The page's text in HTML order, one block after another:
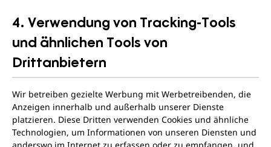
4. Verwendung von Tracking-Tools
und ähnlichen Tools von
Drittanbietern
Wir betreiben gezielte Werbung mit Werbetreibenden, die
Anzeigen innerhalb und außerhalb unserer Dienste
platzieren. Diese Dritten verwenden Cookies und ähnliche
Technologien, um Informationen von unseren Diensten und